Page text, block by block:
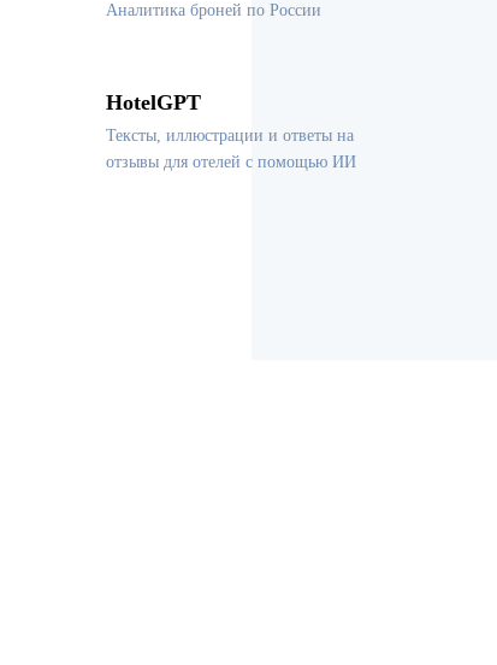
Аналитика броней по России
HotelGPT
Тексты, иллюстрации и ответы на
отзывы для отелей с помощью ИИ